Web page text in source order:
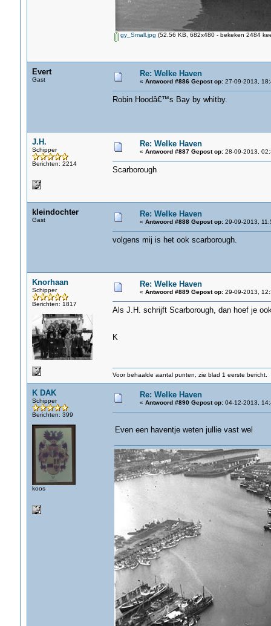
gy_Small.jpg (52.56 KB, 682x480 - bekeken 2484
Evert
Gast
Re: Welke Haven
« Antwoord #886 Gepost op:27-09-2013,
Robin Hoodâ€™s Bay by whitby.
J.H.
Schipper
Berichten: 2214
Re: Welke Haven
« Antwoord #887 Gepost op:28-09-2013,
Scarborough
kleindochter
Gast
Re: Welke Haven
« Antwoord #888 Gepost op:29-09-2013,
volgens mij is het ook scarborough.
Knorhaan
Schipper
Berichten: 1817
Re: Welke Haven
« Antwoord #889 Gepost op:29-09-2013,
Als J.H. schrijft Scarborough, dan hoef je
K
Voor behaalde aantal punten, zie blad 1 eerste bericht.
K DAK
Schipper
Berichten: 399
koos
Re: Welke Haven
« Antwoord #890 Gepost op:04-12-2013,
Even een haventje weten jullie vast wel